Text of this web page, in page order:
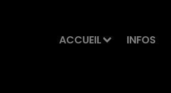
ACCUEIL INFOS